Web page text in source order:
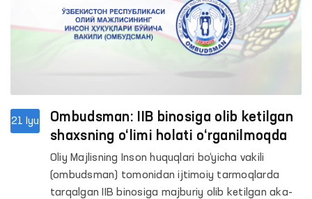
21 Iyu
Ombudsman: IIB binosiga olib ketilgan
shaxsning o‘limi holati o‘rganilmoqda
Oliy Majlisning Inson huquqlari bo‘yicha vakili
(ombudsman) tomonidan ijtimoiy tarmoqlarda
tarqalgan IIB binosiga majburiy olib ketilgan aka-